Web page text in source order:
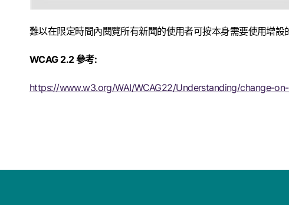
難以在限定時間內閱覽所有新聞的使用者可按本身需要使用增設
WCAG 2.2 參考:
https://www.w3.org/WAI/WCAG22/Understanding/change-